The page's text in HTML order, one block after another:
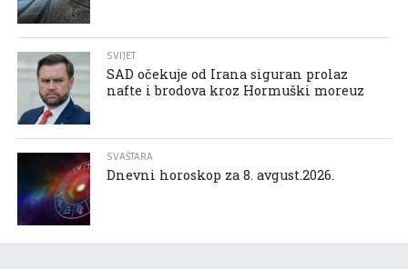
SVIJET
SAD očekuje od Irana siguran prolaz
nafte i brodova kroz Hormuški moreuz
SVAŠTARA
Dnevni horoskop za 8. avgust.2026.